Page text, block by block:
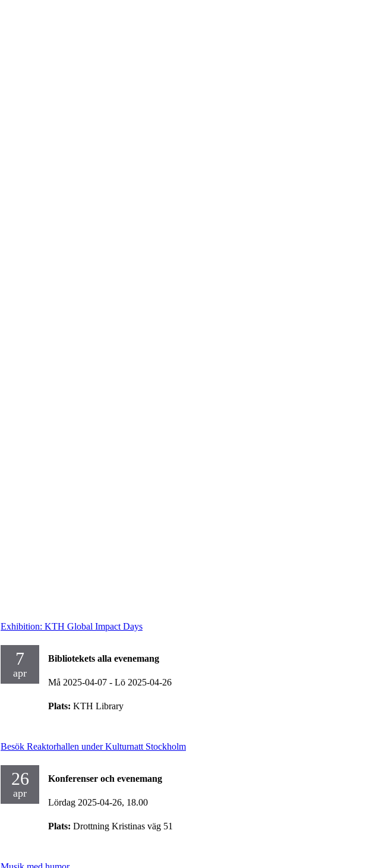
Exhibition: KTH Global Impact Days
7
apr
Bibliotekets alla evenemang
Må 2025-04-07 - Lö 2025-04-26
Plats: KTH Library
Besök Reaktorhallen under Kulturnatt Stockholm
26
apr
Konferenser och evenemang
Lördag 2025-04-26, 18.00
Plats: Drottning Kristinas väg 51